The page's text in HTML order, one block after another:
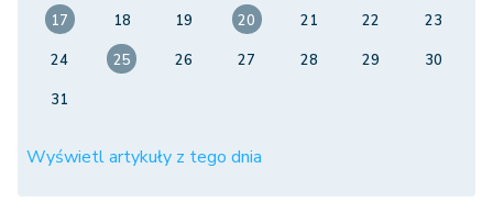
17
18 19 20 21 22
23
24
25 26 27 28 29
30
31
Wyświetl artykuły z tego dnia